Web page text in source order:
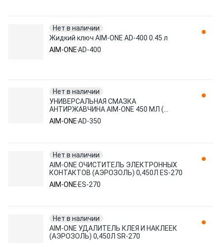
Нет в наличии
Жидкий ключ AIM-ONE AD-400 0.45 л
AIM-ONEAD-400
Нет в наличии
УНИВЕРСАЛЬНАЯ СМАЗКА
АНТИРЖАВЧИНА AIM-ONE 450 МЛ (
АЭРОЗОЛЬ). SPRAY DE-RUST
LUBRICATION 450ML AD-35 AD-350
AIM-ONEAD-350
Нет в наличии
AIM-ONE ОЧИСТИТЕЛЬ ЭЛЕКТРОННЫХ
КОНТАКТОВ (АЭРОЗОЛЬ) 0,450Л ES-270
AIM-ONE ES-270
Нет в наличии
AIM-ONE УДАЛИТЕЛЬ КЛЕЯ И НАКЛЕЕК
(АЭРОЗОЛЬ) 0,450Л SR-270